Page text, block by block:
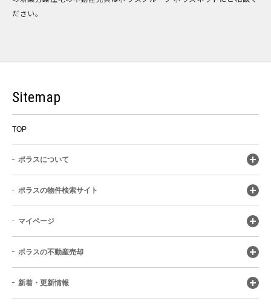
ださい。
Sitemap
TOP
ポラスについて
ポラスの物件検索サイト
マイページ
ポラスの不動産売却
新着・更新情報